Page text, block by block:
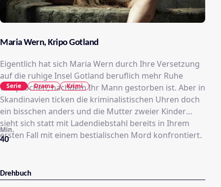
Maria Wern, Kripo Gotland
Eigentlich hat sich Maria Wern durch Ihre Versetzung
auf die ruhige Insel Gotland beruflich mehr Ruhe
versprochen, nachdem Ihr Mann gestorben ist. Aber in
Skandinavien ticken die kriminalistischen Uhren doch
ein bisschen anders und die Mutter zweier Kinder
sieht sich statt mit Ladendiebstahl bereits in Ihrem
ersten Fall mit einem bestialischen Mord konfrontiert.
40
Min.
Serie Drama Krimi
Drehbuch